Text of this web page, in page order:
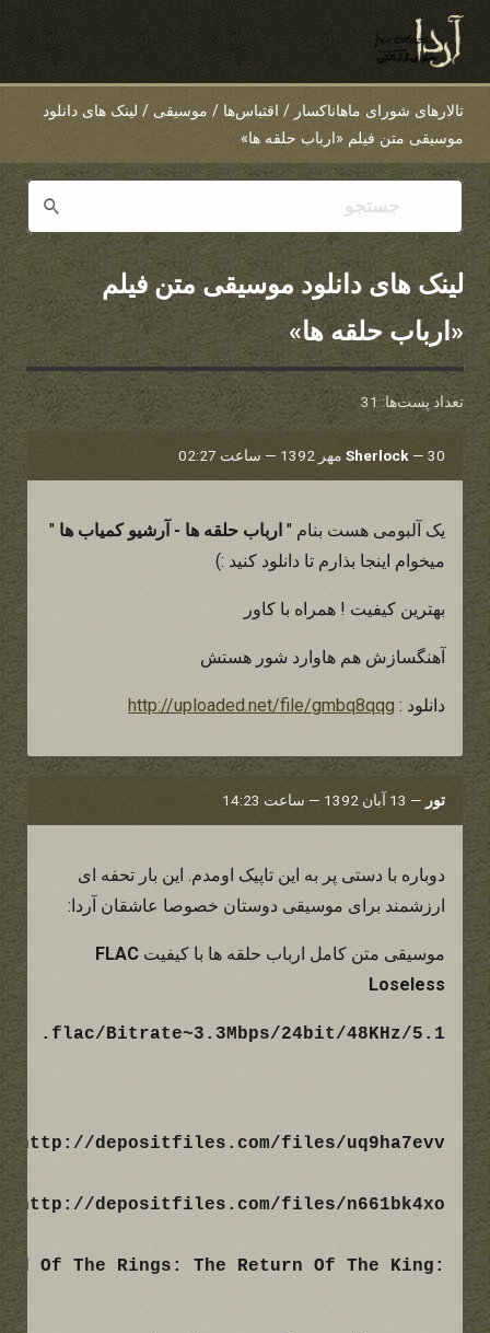
تالارهای شورای ماهاناکسار / اقتباس‌ها / موسیقی / لینک های دانلود
موسیقی متن فیلم «ارباب حلقه ها»
لینک های دانلود موسیقی متن فیلم
«ارباب حلقه ها»
تعداد پست‌ها: 31
Sherlock — 30 مهر 1392 — ساعت 02:27
یک آلبومی هست بنام " ارباب حلقه ها - آرشیو کمیاب ها "
میخوام اینجا بذارم تا دانلود کنید :)
بهترین کیفیت ! همراه با کاور
آهنگسازش هم هاوارد شور هستش
دانلود : http://uploaded.net/file/gmbq8qqg
تور — 13 آبان 1392 — ساعت 14:23
دوباره با دستی پر به این تاپیک اومدم. این بار تحفه ای
ارزشمند برای موسیقی دوستان خصوصا عاشقان آردا:
موسیقی متن کامل ارباب حلقه ها با کیفیت FLAC
Loseless
flac/Bitrate~3.3Mbps/24bit/48KHz/5.1.